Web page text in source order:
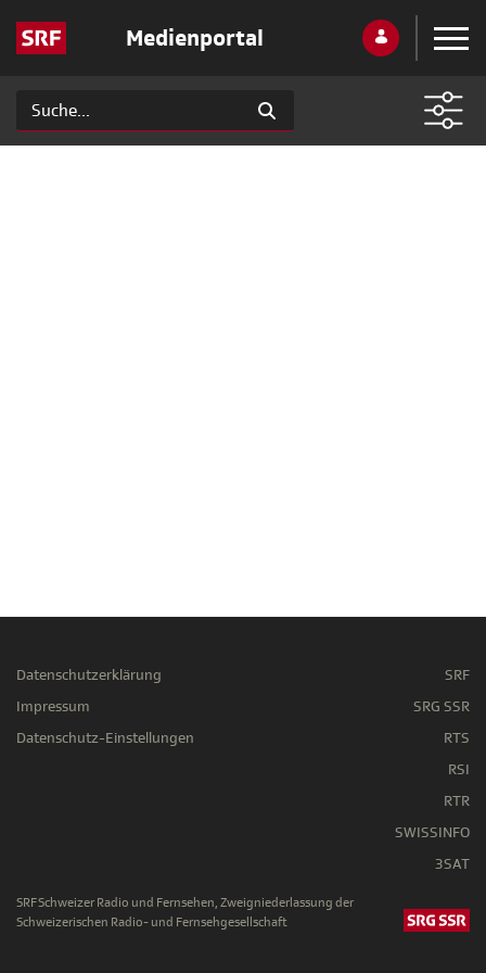
Medienportal
Datenschutzerklärung
Impressum
Datenschutz-Einstellungen
SRF
SRG SSR
RTS
RSI
RTR
SWISSINFO
3SAT
SRF Schweizer Radio und Fernsehen, Zweigniederlassung der
Schweizerischen Radio- und Fernsehgesellschaft